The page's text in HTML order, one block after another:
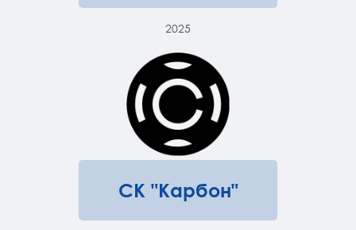
2025
СК "Карбон"